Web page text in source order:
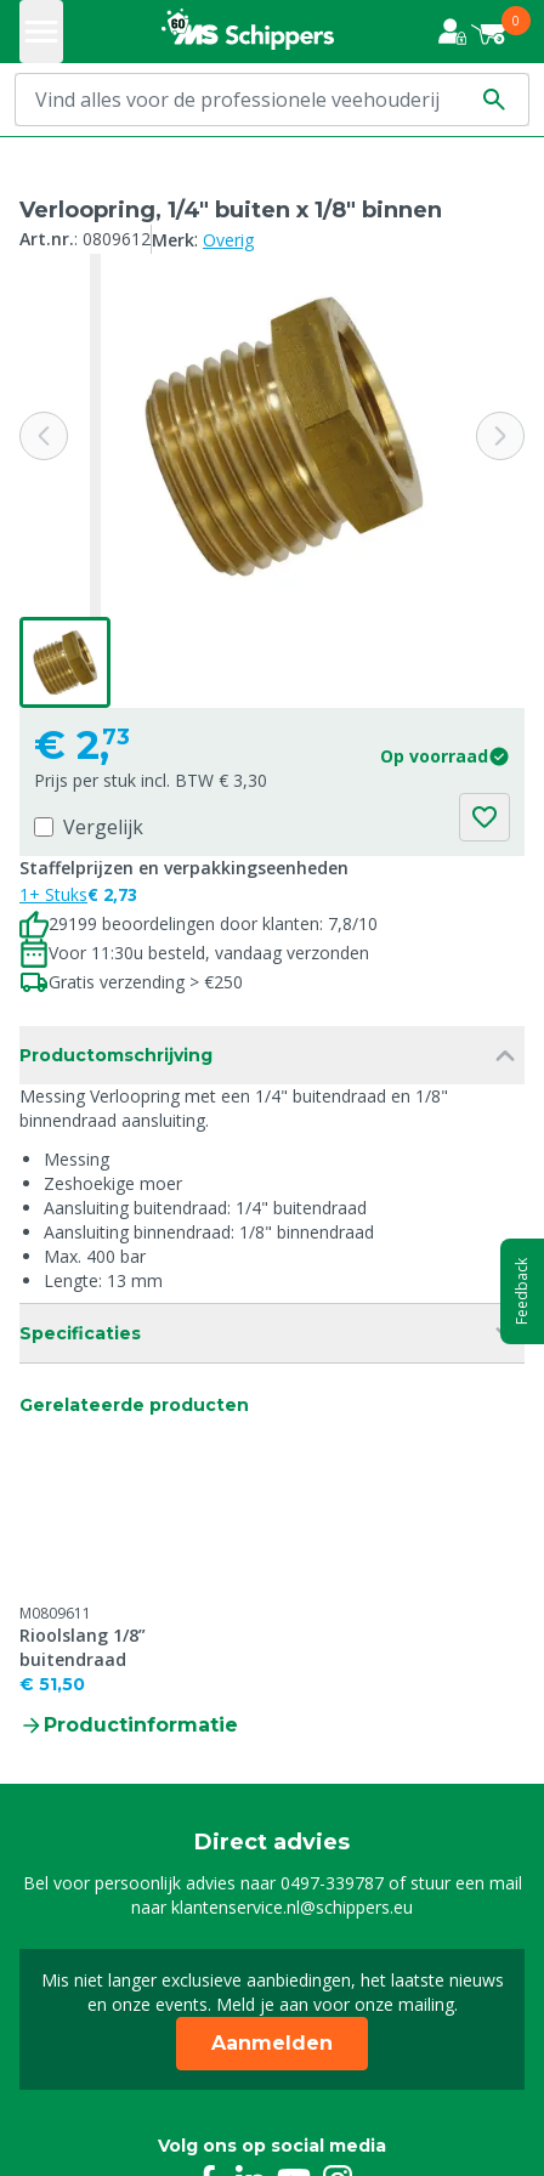
0
Verloopring, 1/4" buiten x 1/8" binnen
Art.nr.: 0809612Merk: Overig
€ 2,73
Op voorraad
Prijs per stuk incl. BTW € 3,30
Vergelijk
Staffelprijzen en verpakkingseenheden
1+ Stuks€ 2,73
29199 beoordelingen door klanten: 7,8/10
Voor 11:30u besteld, vandaag verzonden
Gratis verzending > €250
Productomschrijving
Messing Verloopring met een 1/4" buitendraad en 1/8"
binnendraad aansluiting.
Messing
Zeshoekige moer
Aansluiting buitendraad: 1/4" buitendraad
Aansluiting binnendraad: 1/8" binnendraad
Max. 400 bar
Lengte: 13 mm
Specificaties
Gerelateerde producten
M0809611
Rioolslang 1/8”
buitendraad
€ 51,50
Productinformatie
Direct advies
Bel voor persoonlijk advies naar0497-339787of stuur een mail
naarklantenservice.nl@schippers.eu
Mis niet langer exclusieve aanbiedingen, het laatste nieuws
en onze events. Meld je aan voor onze mailing.
Schrijf je in voor onze
Aanmelden
Volg ons op social media
Feedback